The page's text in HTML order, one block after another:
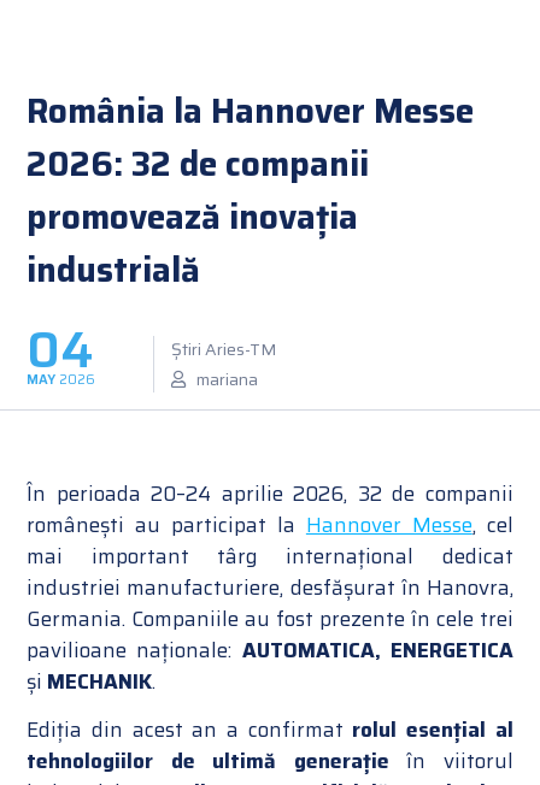
România la Hannover Messe
2026: 32 de companii
promovează inovația
industrială
04
MAY 2026
Știri Aries-TM
mariana
În perioada 20–24 aprilie 2026, 32 de companii
românești au participat la Hannover Messe, cel
mai important târg internațional dedicat
industriei manufacturiere, desfășurat în Hanovra,
Germania. Companiile au fost prezente în cele trei
pavilioane naționale: AUTOMATICA, ENERGETICA
și MECHANIK.
Ediția din acest an a confirmat rolul esențial al
tehnologiilor de ultimă generație în viitorul